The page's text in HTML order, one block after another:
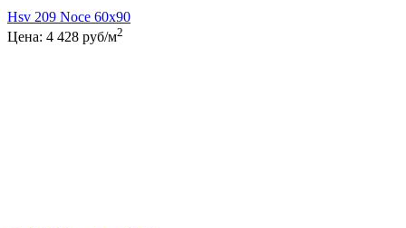
Hsv 209 Noce 60x90
Цена: 4 428 руб/м2